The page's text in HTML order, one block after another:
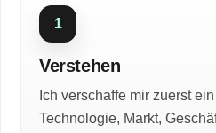
1
Verstehen
Ich verschaffe mir zuerst
Technologie, Markt,